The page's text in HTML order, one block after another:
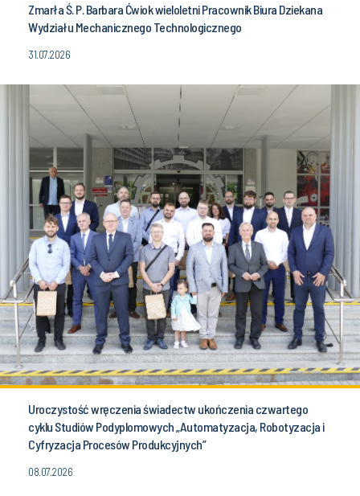
Zmarła Ś. P. Barbara Ćwiok wieloletni Pracownik Biura Dziekana
Wydziału Mechanicznego Technologicznego
31.07.2026
Uroczystość wręczenia świadectw ukończenia czwartego
cyklu Studiów Podyplomowych „Automatyzacja, Robotyzacja i
Cyfryzacja Procesów Produkcyjnych”
08.07.2026